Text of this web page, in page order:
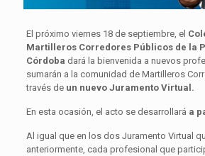
El próximo viernes 18 de septiembre, el
Martilleros Corredores Públicos de la
Córdoba dará la bienvenida a nuevos
sumarán a la comunidad de Martilleros
través de un nuevo Juramento Virtual.
En esta ocasión, el acto se desarrollará a
Al igual que en los dos Juramento Virtual
anteriormente, cada profesional que